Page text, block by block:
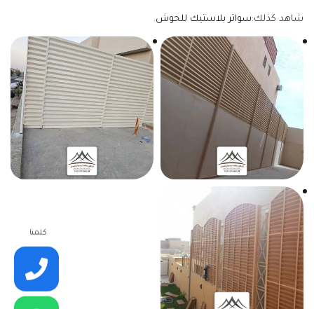
شاهد كذلك:سواتر بلاستيك للحوش.
كلمنا